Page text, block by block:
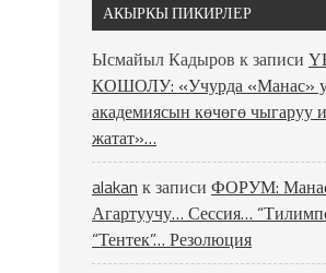
АКЫРКЫ ПИКИРЛЕР
Ысмайыл Кадыров к записи
КОШОЛУ: «Учурда «Манас»
академиясын көчөгө чыгаруу
жатат»…
alakan к записи ФОРУМ:
Агартуучу… Сессия…
“Тентек”… Резолюция